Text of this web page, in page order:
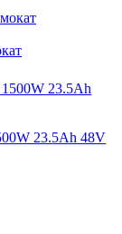
23.5Ah 48V